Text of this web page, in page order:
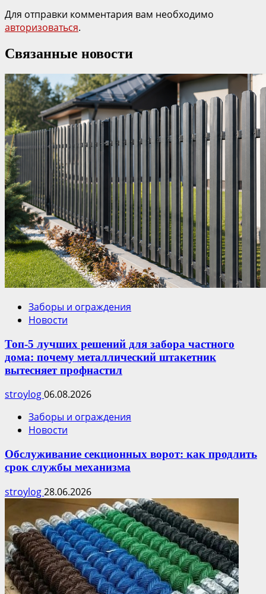
Для отправки комментария вам необходимо
авторизоваться.
Связанные новости
Заборы и ограждения
Новости
Топ-5 лучших решений для забора частного
дома: почему металлический штакетник
вытесняет профнастил
stroylog06.08.2026
Заборы и ограждения
Новости
Обслуживание секционных ворот: как продлить
срок службы механизма
stroylog28.06.2026